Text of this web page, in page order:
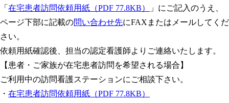
「 在宅患者訪問依頼用紙 （PDF 77.8KB）
」にご記入のうえ、
ページ下部に記載の問い合わせ先にFAXまたはメールしてくだ
さい。
依頼用紙確認後、担当の認定看護師よりご連絡いたします。
【患者・ご家族が在宅患者訪問を希望される場合】
ご利用中の訪問看護ステーションにご相談下さい。
・ 在宅患者訪問依頼用紙 （PDF 77.8KB）